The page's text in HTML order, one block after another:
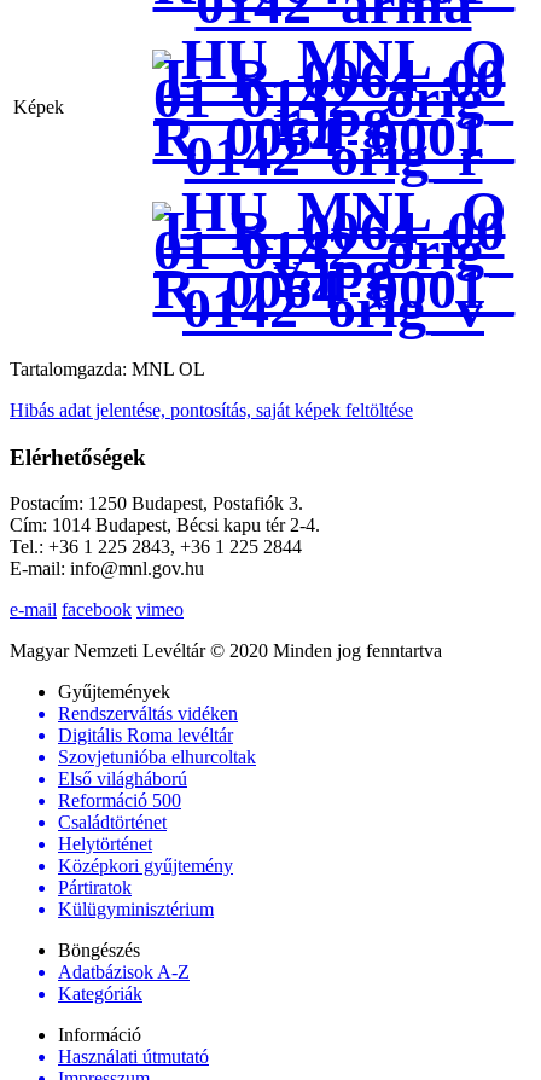
Képek R_0064_0001_
0142_orig_r
R_0064_0001_
0142_orig_v
Tartalomgazda: MNL OL
Hibás adat jelentése, pontosítás, saját képek feltöltése
Elérhetőségek
Postacím: 1250 Budapest, Postafiók 3.
Cím: 1014 Budapest, Bécsi kapu tér 2-4.
Tel.: +36 1 225 2843, +36 1 225 2844
E-mail: info@mnl.gov.hu
e-mail facebook vimeo
Magyar Nemzeti Levéltár © 2020 Minden jog fenntartva
Gyűjtemények
Rendszerváltás vidéken
Digitális Roma levéltár
Szovjetunióba elhurcoltak
Első világháború
Reformáció 500
Családtörténet
Helytörténet
Középkori gyűjtemény
Pártiratok
Külügyminisztérium
Böngészés
Adatbázisok A-Z
Kategóriák
Információ
Használati útmutató